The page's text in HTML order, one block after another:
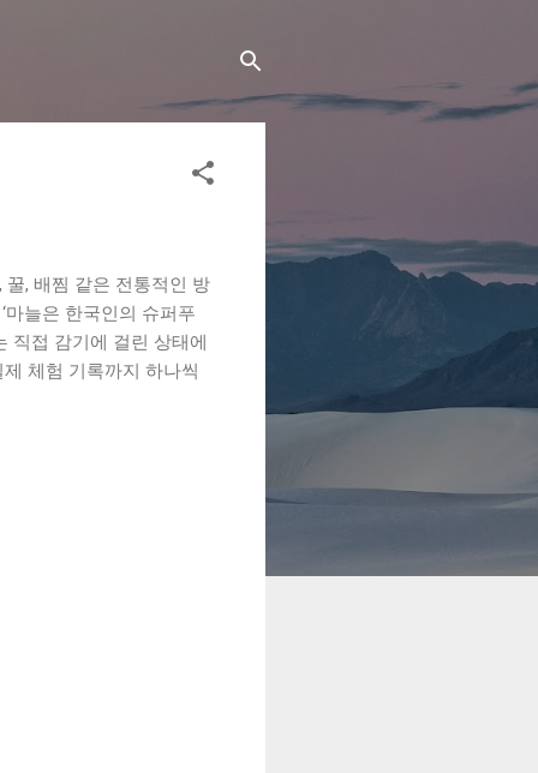
, 배찜 같은 전통적인 방
늘은 한국인의 슈퍼푸
직접 감기에 걸린 상태에
체험 기록까지 하나씩